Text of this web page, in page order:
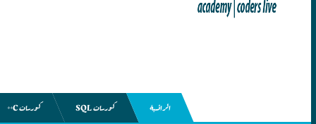
كورسات C++ كورسات SQL الرائسية